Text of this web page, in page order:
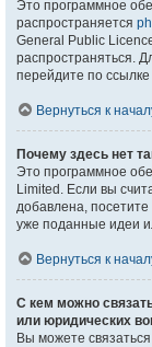
Это программное
распространяется
General Public
распространяться.
перейдите по ссылке
Вернуться к
Почему здесь нет
Это программное
Limited. Если вы
добавлена, посетите
уже поданные идеи
Вернуться к
С кем можно
или юридических
Вы можете